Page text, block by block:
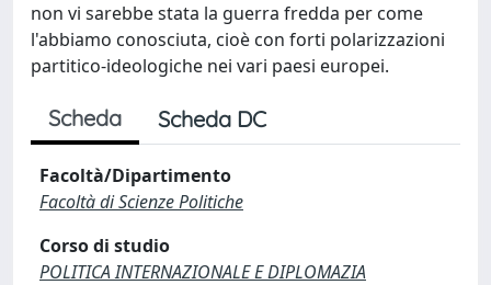
non vi sarebbe stata la guerra fredda per come
l'abbiamo conosciuta, cioè con forti polarizzazioni
partitico-ideologiche nei vari paesi europei.
Scheda Scheda DC
Facoltà/Dipartimento
Facoltà di Scienze Politiche
Corso di studio
POLITICA INTERNAZIONALE E DIPLOMAZIA